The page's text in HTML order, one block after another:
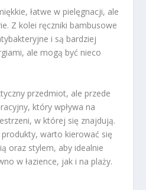
łatwe w pielęgnacji, ale
Z kolei ręczniki bambusowe
i są bardziej
ale mogą być nieco
przedmiot, ale przede
który wpływa na
w której się znajdują.
warto kierować się
oraz stylem, aby idealnie
w łazience, jak i na plaży.